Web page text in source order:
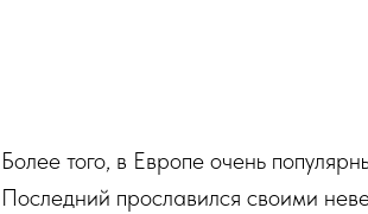
Более того, в Европе очень
Последний прославился своими